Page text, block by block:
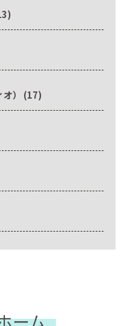
オ） (17)
ーム